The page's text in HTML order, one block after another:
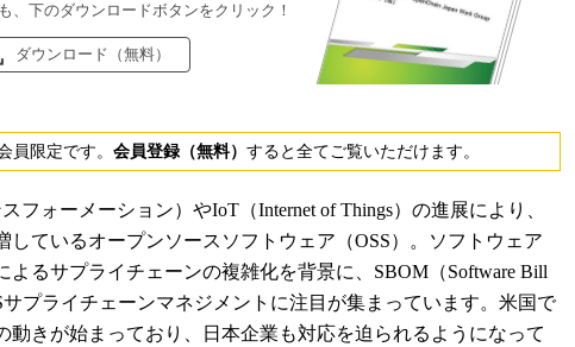
、下のダウンロードボタンをクリック！
ダウンロード（無料）
員限定です。 会員登録（無料） すると全てご覧いただけます。
ォーメーション）やIoT（Internet of Things）の進展により、
しているオープンソースソフトウェア（OSS）。ソフトウェア
よるサプライチェーンの複雑化を背景に、SBOM（Software Bill
サプライチェーンマネジメントに注目が集まっています。米国で
動きが始まっており、日本企業も対応を迫られるようになって